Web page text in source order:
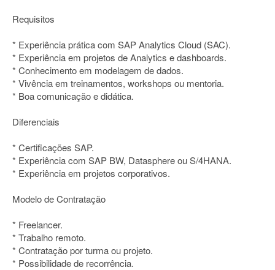
Requisitos
* Experiência prática com SAP Analytics Cloud (SAC).
* Experiência em projetos de Analytics e dashboards.
* Conhecimento em modelagem de dados.
* Vivência em treinamentos, workshops ou mentoria.
* Boa comunicação e didática.
Diferenciais
* Certificações SAP.
* Experiência com SAP BW, Datasphere ou S/4HANA.
* Experiência em projetos corporativos.
Modelo de Contratação
* Freelancer.
* Trabalho remoto.
* Contratação por turma ou projeto.
* Possibilidade de recorrência.